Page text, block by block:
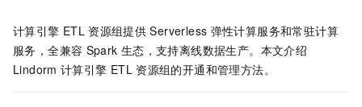
计算引擎 ETL 资源组提供 Serverless 弹性计算服务和常驻计算
服务，全兼容 Spark 生态，支持离线数据生产。本文介绍
Lindorm 计算引擎 ETL 资源组的开通和管理方法。